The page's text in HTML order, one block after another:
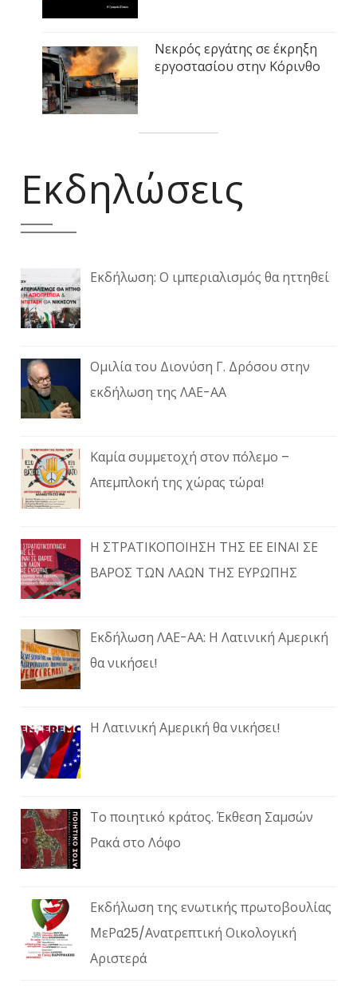
Νεκρός εργάτης σε έκρηξη
εργοστασίου στην Κόρινθο
Εκδηλώσεις
Εκδήλωση: Ο ιμπεριαλισμός θα ηττηθεί
Ομιλία του Διονύση Γ. Δρόσου στην
εκδήλωση της ΛΑΕ-ΑΑ
Καμία συμμετοχή στον πόλεμο –
Απεμπλοκή της χώρας τώρα!
Η ΣΤΡΑΤΙΚΟΠΟΙΗΣΗ ΤΗΣ ΕΕ ΕΙΝΑΙ ΣΕ
ΒΑΡΟΣ ΤΩΝ ΛΑΩΝ ΤΗΣ ΕΥΡΩΠΗΣ
Εκδήλωση ΛΑΕ-ΑΑ: Η Λατινική Αμερική
θα νικήσει!
Η Λατινική Αμερική θα νικήσει!
Το ποιητικό κράτος. Έκθεση Σαμσών
Ρακά στο Λόφο
Εκδήλωση της ενωτικής πρωτοβουλίας
ΜεΡα25/Ανατρεπτική Οικολογική
Αριστερά